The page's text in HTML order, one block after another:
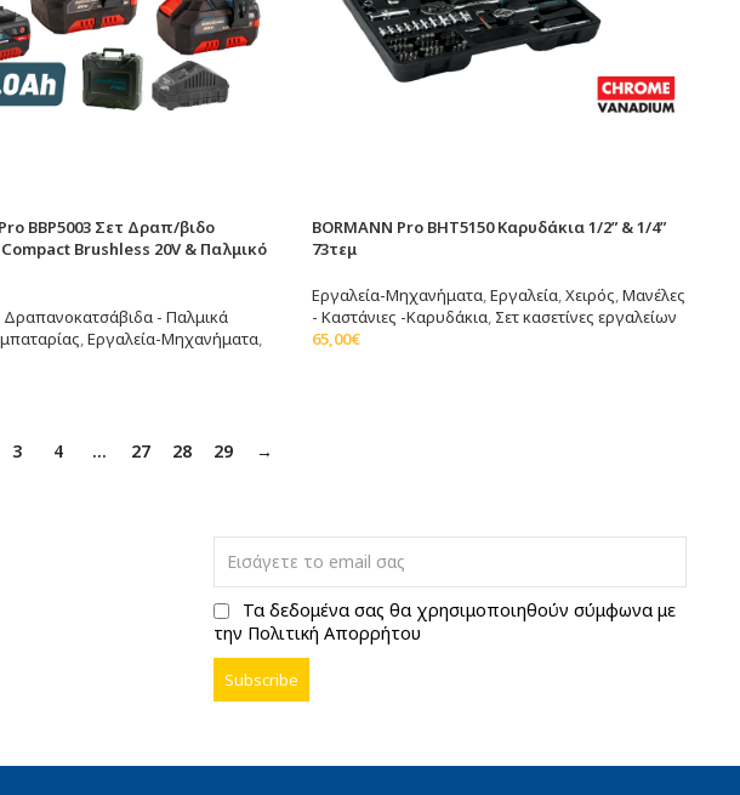
BBP5003 Σετ Δραπ/βιδο
Brushless 20V & Παλμικό
Δραπανοκατσάβιδα - Παλμικά
,Εργαλεία-Μηχανήματα,
BORMANN Pro BHT5150 Καρυδάκια 1/2” & 1/4”
73τεμ
Εργαλεία-Μηχανήματα,Εργαλεία,Χειρός,Μανέλες
- Καστάνιες -Καρυδάκια, Σετ κασετίνες εργαλείων
65,00€
3 4 … 27 28 29 →
Τα δεδομένα σας θα χρησιμοποιηθούν σύμφωνα με
την Πολιτική Απορρήτου